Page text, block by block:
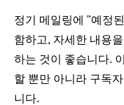
정기 메일링에 "예정
함하고, 자세한 내용
하는 것이 좋습니다.
할 뿐만 아니라 구독
니다.